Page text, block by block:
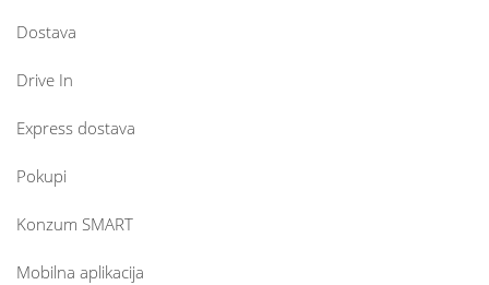
Dostava
Drive In
Express dostava
Pokupi
Konzum SMART
Mobilna aplikacija